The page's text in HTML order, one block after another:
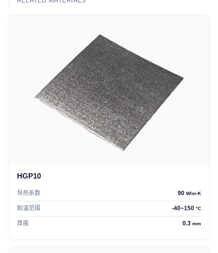
HGP10
导热系数 90W/m·K
耐温范围 -40~150°C
厚度 0.3mm